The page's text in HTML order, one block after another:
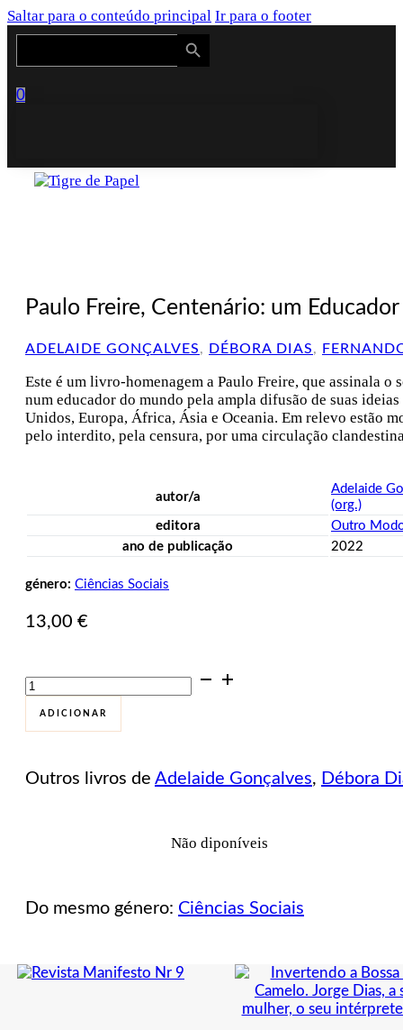
Saltar para o conteúdo principal Ir para o footer
Search
Search Button
0
Paulo Freire, Centenário: um
ADELAIDE GONÇALVES, DÉBORA DIAS,
Este é um livro-homenagem a Paulo Freire, que assinala
num educador do mundo pela ampla difusão de suas
Unidos, Europa, África, Ásia e Oceania. Em relevo estão
pelo interdito, pela censura, por uma circulação
autor/a
Adelaide
(org.)
editora
Outro
ano de publicação
2022
género: Ciências Sociais
13,00 €
Quantidade
de
Paulo
Freire,
Educador
ADICIONAR
Outros livros de Adelaide Gonçalves, Débora
Não diponíveis
Do mesmo género: Ciências Sociais